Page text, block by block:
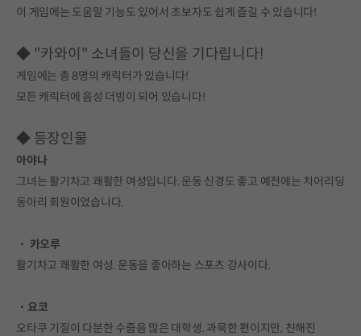
이 게임에는 도움말 기능도 있어서 초보자도 쉽게 즐길 수 있습니다!
◆ "카와이" 소녀들이 당신을 기다립니다!
게임에는 총 8명의 캐릭터가 있습니다!
모든 캐릭터에 음성 더빙이 되어 있습니다!
◆ 등장인물
아야나
그녀는 활기차고 쾌활한 여성입니다. 운동 신경도 좋고 예전에는 치어리딩
동아리 회원이었습니다.
・ 카오루
활기차고 쾌활한 여성. 운동을 좋아하는 스포츠 강사이다.
・요코
오타쿠 기질이 다분한 수줍음 많은 대학생. 과묵한 편이지만, 친해진